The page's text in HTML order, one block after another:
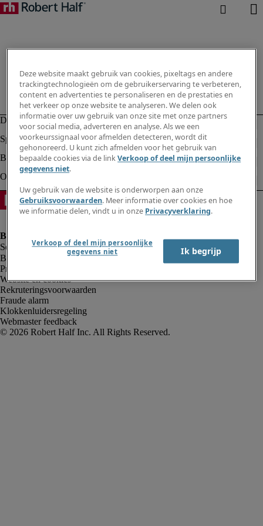
Bedrijfsinformatie
Privacyverklaring
Website en cookies
Rekruteringsvoorwaarden
Fraude alarm
Klokkenluidersregeling
Webmaster feedback
Deze website maakt gebruik van cookies, pixeltags en andere
trackingtechnologieën om de gebruikerservaring te verbeteren,
content en advertenties te personaliseren en de prestaties en
het verkeer op onze website te analyseren. We delen ook
informatie over uw gebruik van onze site met onze partners
voor social media, adverteren en analyse. Als we een
voorkeurssignaal voor afmelden detecteren, wordt dit
gehonoreerd. U kunt zich afmelden voor het gebruik van
bepaalde cookies via de linkVerkoop of deel mijn persoonlijke
gegevens niet.
Uw gebruik van de website is onderworpen aan onze
Gebruiksvoorwaarden. Meer informatie over cookies en hoe
we informatie delen, vindt u in onze Privacyverklaring.
Verkoop of deel mijn persoonlijke
gegevens niet
Ik begrijp